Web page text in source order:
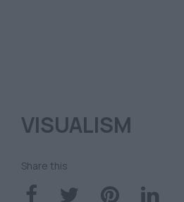
VISUALISM
Share this